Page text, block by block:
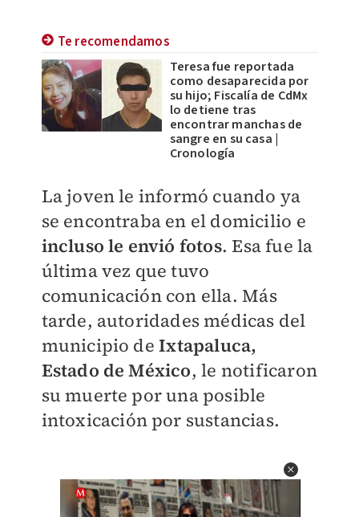
Te recomendamos
Teresa fue reportada
como desaparecida por
su hijo; Fiscalía de CdMx
lo detiene tras
encontrar manchas de
sangre en su casa |
Cronología
La joven le informó cuando ya
se encontraba en el domicilio e
incluso le envió fotos. Esa fue la
última vez que tuvo
comunicación con ella. Más
tarde, autoridades médicas del
municipio de Ixtapaluca,
Estado de México, le notificaron
su muerte por una posible
intoxicación por sustancias.